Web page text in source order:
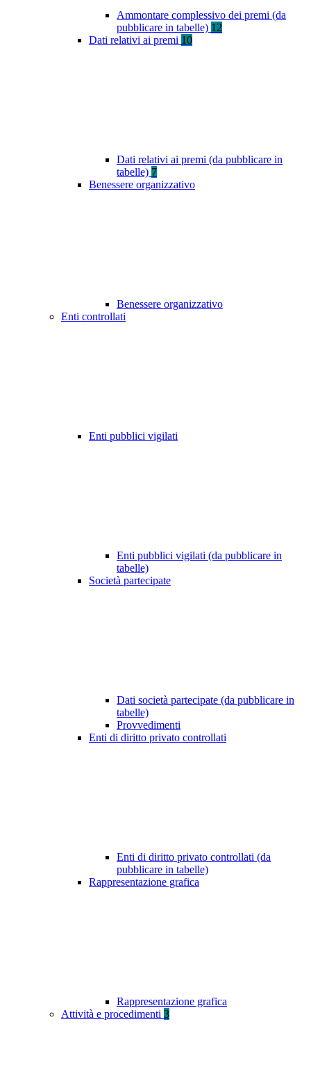
Ammontare complessivo dei premi (da
pubblicare in tabelle) 12
Dati relativi ai premi 10
Dati relativi ai premi (da pubblicare in
tabelle) 7
Benessere organizzativo
Benessere organizzativo
Enti controllati
Enti pubblici vigilati
Enti pubblici vigilati (da pubblicare in
tabelle)
Società partecipate
Dati società partecipate (da pubblicare in
tabelle)
Provvedimenti
Enti di diritto privato controllati
Enti di diritto privato controllati (da
pubblicare in tabelle)
Rappresentazione grafica
Rappresentazione grafica
Attività e procedimenti 3